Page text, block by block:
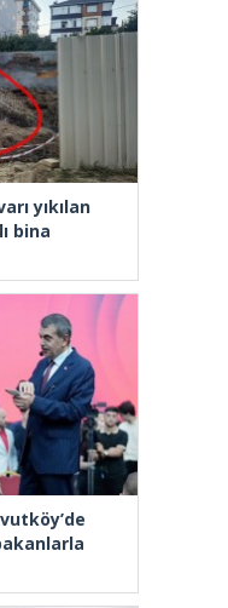
yıkılan
bina